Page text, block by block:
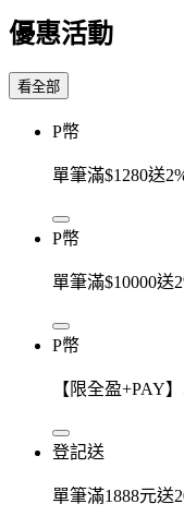
優惠活動
看全部
P幣
單筆滿$1280送
P幣
單筆滿$10000送
P幣
【限全盈+PAY
登記送
單筆滿1888元送